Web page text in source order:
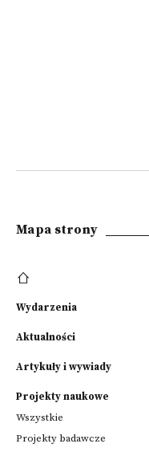
Mapa strony
Wydarzenia
Aktualności
Artykuły i wywiady
Projekty naukowe
Wszystkie
Projekty badawcze